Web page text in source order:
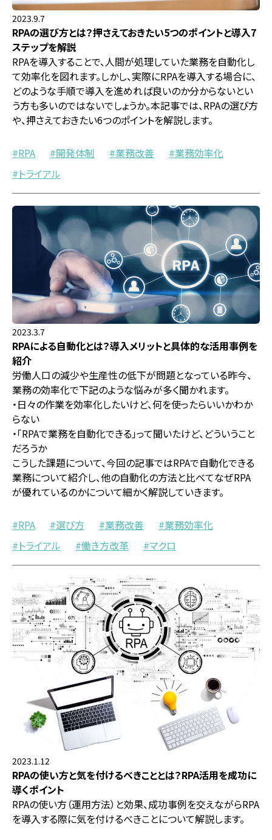
2023.9.7
RPAの選び方とは？押さえておきたい5つのポイントと導入7
ステップを解説
RPAを導入することで、人間が処理していた業務を自動化し
て効率化を図れます。しかし、実際にRPAを導入する場合に、
どのような手順で導入を進めれば良いのか分からないとい
う方も多いのではないでしょうか。本記事では、RPAの選び方
や、押さえておきたい6つのポイントを解説します。
RPA 開発体制 業務改善
業務効率化
トライアル
2023.3.7
RPAによる自動化とは？導入メリットと具体的な活用事例を
紹介
労働人口の減少や生産性の低下が問題となっている昨今、
業務の効率化で下記のような悩みが多く聞かれます。
・日々の作業を効率化したいけど、何を使ったらいいかわか
らない
・「RPAで業務を自動化できる」って聞いたけど、どういうこと
だろうか
こうした課題について、今回の記事ではRPAで自動化できる
業務について紹介し、他の自動化の方法と比べてなぜRPA
が優れているのかについて細かく解説していきます。
RPA 選び方 業務改善
業務効率化
トライアル
働き方改革 マクロ
2023.1.12
RPAの使い方と気を付けるべきこととは？RPA活用を成功に
導くポイント
RPAの使い方（運用方法）と効果、成功事例を交えながらRPA
を導入する際に気を付けるべきことについて解説します。